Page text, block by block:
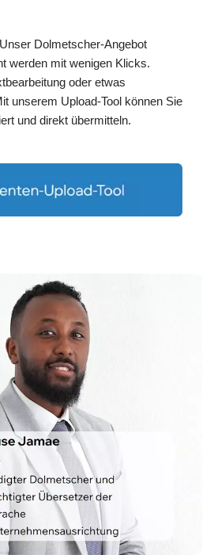
Dolmetscher-Angebot
werden mit wenigen Klicks.
oder etwas
unserem Upload-Tool können Sie
und direkt übermitteln.